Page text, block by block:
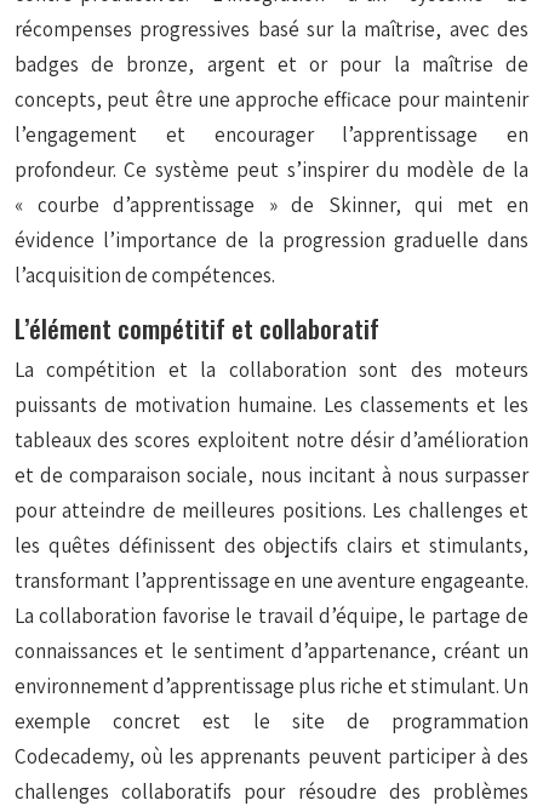
récompenses progressives basé sur la maîtrise, avec des
badges de bronze, argent et or pour la maîtrise de
concepts, peut être une approche efficace pour maintenir
l’engagement et encourager l’apprentissage en
profondeur. Ce système peut s’inspirer du modèle de la
« courbe d’apprentissage » de Skinner, qui met en
évidence l’importance de la progression graduelle dans
l’acquisition de compétences.
L’élément compétitif et collaboratif
La compétition et la collaboration sont des moteurs
puissants de motivation humaine. Les classements et les
tableaux des scores exploitent notre désir d’amélioration
et de comparaison sociale, nous incitant à nous surpasser
pour atteindre de meilleures positions. Les challenges et
les quêtes définissent des objectifs clairs et stimulants,
transformant l’apprentissage en une aventure engageante.
La collaboration favorise le travail d’équipe, le partage de
connaissances et le sentiment d’appartenance, créant un
environnement d’apprentissage plus riche et stimulant. Un
exemple concret est le site de programmation
Codecademy, où les apprenants peuvent participer à des
challenges collaboratifs pour résoudre des problèmes